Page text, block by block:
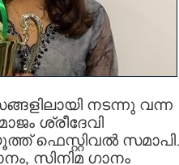
നടന്നു വന്ന
ശ്രീദേവി
ഫെസ്റ്റിവൽ
സിനിമ ഗാനം